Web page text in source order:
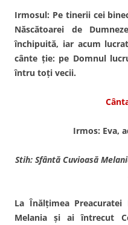
Irmosul: Pe tinerii cei
Născătoarei de
închipuită, iar acum
cânte ţie: pe Domnul
întru toţi vecii.
Irmos: Eva,
Stih: Sfântă Cuvioasă
La Înălţimea
Melania şi ai întrecut